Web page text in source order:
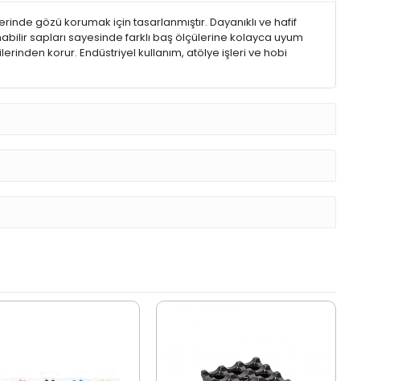
gözü korumak için tasarlanmıştır. Dayanıklı ve hafif
sapları sayesinde farklı baş ölçülerine kolayca uyum
korur. Endüstriyel kullanım, atölye işleri ve hobi